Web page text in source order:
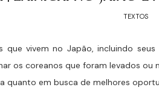
TEXTOS
que vivem no Japão, incluindo
os coreanos que foram levados
quanto em busca de melhores